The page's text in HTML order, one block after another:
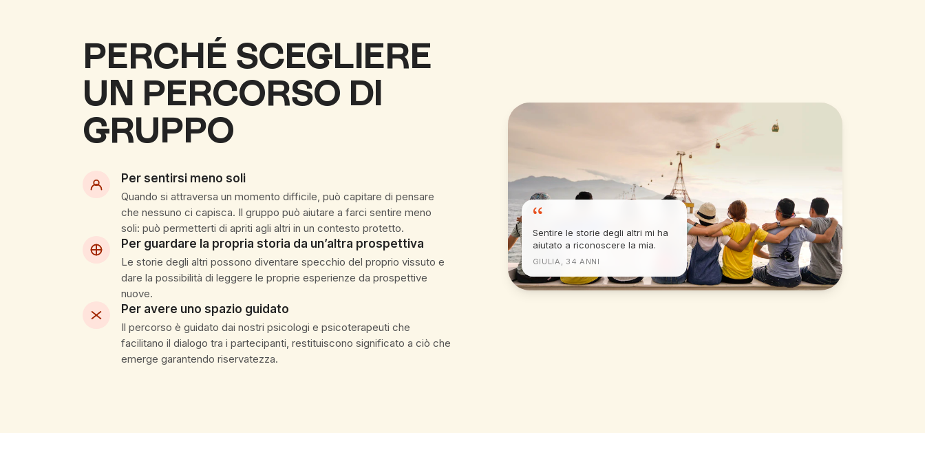
PERCHÉ SCEGLIERE
UN PERCORSO DI
GRUPPO
Per sentirsi meno soli
Quando si attraversa un momento difficile, può capitare di pensare
che nessuno ci capisca. Il gruppo può aiutare a farci sentire meno
soli: può permetterti di apriti agli altri in un contesto protetto.
Per guardare la propria storia da un’altra prospettiva
Le storie degli altri possono diventare specchio del proprio vissuto e
dare la possibilità di leggere le proprie esperienze da prospettive
nuove.
Per avere uno spazio guidato
Il percorso è guidato dai nostri psicologi e psicoterapeuti che
facilitano il dialogo tra i partecipanti, restituiscono significato a ciò che
emerge garantendo riservatezza.
“
Sentire le storie degli altri mi ha
aiutato a riconoscere la mia.
GIULIA, 34 ANNI